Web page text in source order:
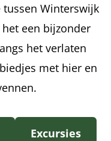
Winterswijk
een bijzonder
het verlaten
met hier en
Excursies